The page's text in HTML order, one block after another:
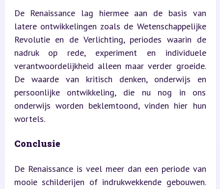
De Renaissance lag hiermee aan de basis van
latere ontwikkelingen zoals de Wetenschappelijke
Revolutie en de Verlichting, periodes waarin de
nadruk op rede, experiment en individuele
verantwoordelijkheid alleen maar verder groeide.
De waarde van kritisch denken, onderwijs en
persoonlijke ontwikkeling, die nu nog in ons
onderwijs worden beklemtoond, vinden hier hun
wortels.
Conclusie
De Renaissance is veel meer dan een periode van
mooie schilderijen of indrukwekkende gebouwen.